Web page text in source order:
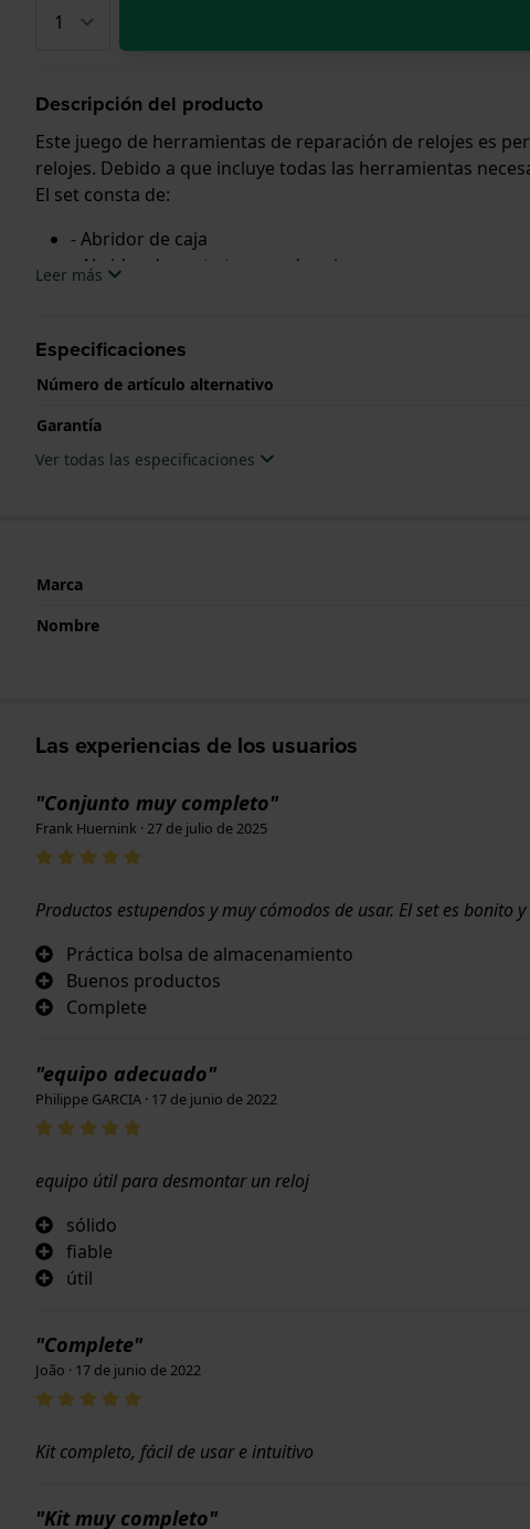
Descripción del producto
Este juego de herramientas de reparación de relojes es
relojes. Debido a que incluye todas las herramientas
El set consta de:
- Abridor de caja
- Abridor de parte trasera de caja
- Spring bar
- Martillo de metal
- Caja para repuestos
- Destornilladores
Leer más
Especificaciones
Número de artículo alternativo
Garantía
Ver todas las especificaciones
Marca
Nombre
Las experiencias de los usuarios
"Conjunto muy completo"
Frank Huernink · 27 de julio de 2025
Productos estupendos y muy cómodos de usar. El set es bonito
Práctica bolsa de almacenamiento
Buenos productos
Complete
"equipo adecuado"
Philippe GARCIA · 17 de junio de 2022
equipo útil para desmontar un reloj
sólido
fiable
útil
"Complete"
João · 17 de junio de 2022
Kit completo, fácil de usar e intuitivo
"Kit muy completo"